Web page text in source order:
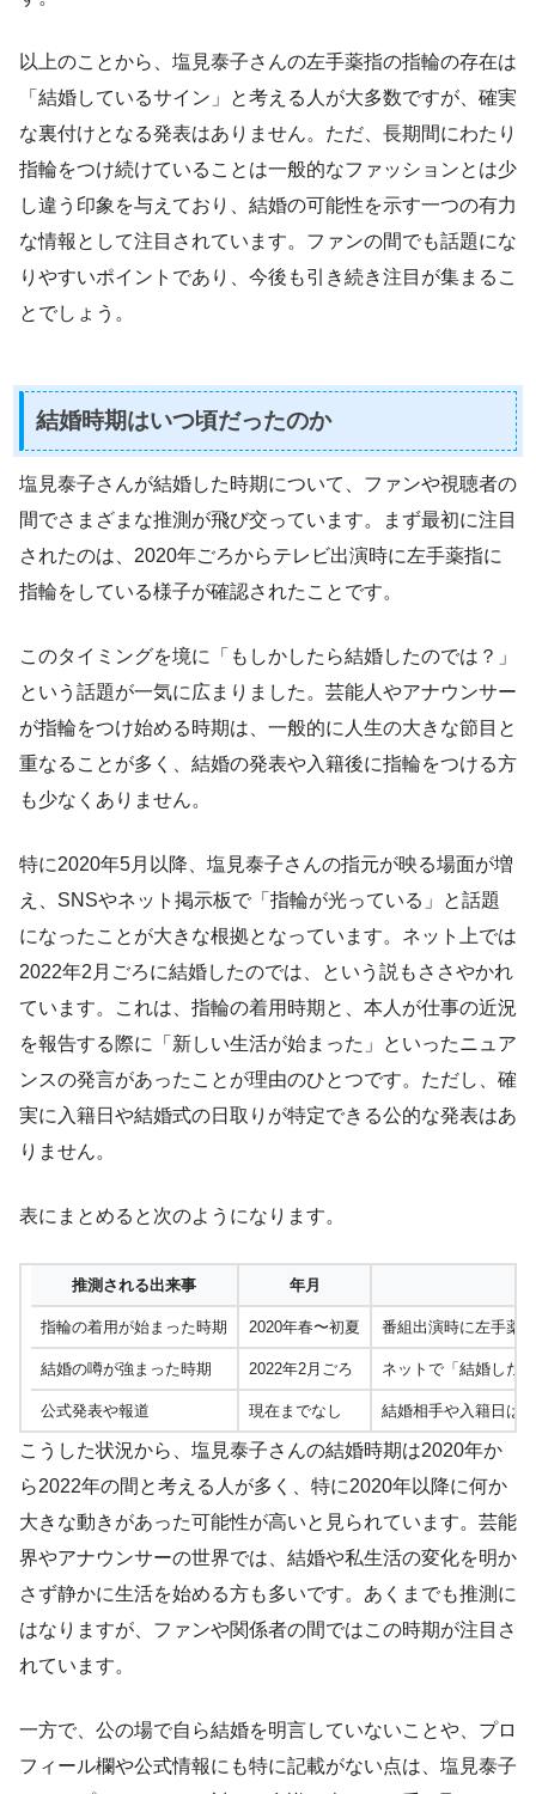
以上のことから、塩見泰子さんの左手薬指の指輪の存在は
「結婚しているサイン」と考える人が大多数ですが、確実
な裏付けとなる発表はありません。ただ、長期間にわたり
指輪をつけ続けていることは一般的なファッションとは少
し違う印象を与えており、結婚の可能性を示す一つの有力
な情報として注目されています。ファンの間でも話題にな
りやすいポイントであり、今後も引き続き注目が集まるこ
とでしょう。
結婚時期はいつ頃だったのか
塩見泰子さんが結婚した時期について、ファンや視聴者の
間でさまざまな推測が飛び交っています。まず最初に注目
されたのは、2020年ごろからテレビ出演時に左手薬指に
指輪をしている様子が確認されたことです。
このタイミングを境に「もしかしたら結婚したのでは？」
という話題が一気に広まりました。芸能人やアナウンサー
が指輪をつけ始める時期は、一般的に人生の大きな節目と
重なることが多く、結婚の発表や入籍後に指輪をつける方
も少なくありません。
特に2020年5月以降、塩見泰子さんの指元が映る場面が増
え、SNSやネット掲示板で「指輪が光っている」と話題
になったことが大きな根拠となっています。ネット上では
2022年2月ごろに結婚したのでは、という説もささやかれ
ています。これは、指輪の着用時期と、本人が仕事の近況
を報告する際に「新しい生活が始まった」といったニュア
ンスの発言があったことが理由のひとつです。ただし、確
実に入籍日や結婚式の日取りが特定できる公的な発表はあ
りません。
表にまとめると次のようになります。
推測される出来事 年月
指輪の着用が始まった時期 2020年春〜初夏 番組出演時に左手薬
結婚の噂が強まった時期 2022年2月ごろ ネットで「結婚した
公式発表や報道 現在までなし 結婚相手や入籍日は
こうした状況から、塩見泰子さんの結婚時期は2020年か
ら2022年の間と考える人が多く、特に2020年以降に何か
大きな動きがあった可能性が高いと見られています。芸能
界やアナウンサーの世界では、結婚や私生活の変化を明か
さず静かに生活を始める方も多いです。あくまでも推測に
はなりますが、ファンや関係者の間ではこの時期が注目さ
れています。
一方で、公の場で自ら結婚を明言していないことや、プロ
フィール欄や公式情報にも特に記載がない点は、塩見泰子